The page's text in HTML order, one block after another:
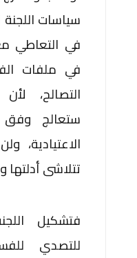
سياسات اللجنة
في التعاطي
في ملفات
التصالح،
ستعالج وفق
الاعتيادية،
تتلاشى أدلتها
فتشكيل
للتصدي